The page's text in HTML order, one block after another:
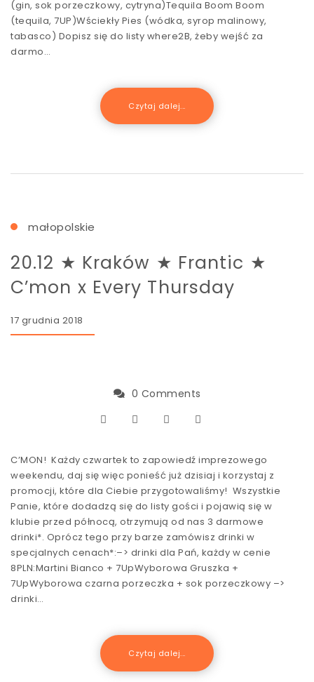
(gin, sok porzeczkowy, cytryna)Tequila Boom Boom
(tequila, 7UP)Wściekły Pies (wódka, syrop malinowy,
tabasco) Dopisz się do listy where2B, żeby wejść za
darmo…
Czytaj dalej...
małopolskie
20.12 ★ Kraków ★ Frantic ★
C’mon x Every Thursday
17 grudnia 2018
0 Comments
C’MON! Każdy czwartek to zapowiedź imprezowego
weekendu, daj się więc ponieść już dzisiaj i korzystaj z
promocji, które dla Ciebie przygotowaliśmy! Wszystkie
Panie, które dodadzą się do listy gości i pojawią się w
klubie przed północą, otrzymują od nas 3 darmowe
drinki*. Oprócz tego przy barze zamówisz drinki w
specjalnych cenach*:–> drinki dla Pań, każdy w cenie
8PLN:Martini Bianco + 7UpWyborowa Gruszka +
7UpWyborowa czarna porzeczka + sok porzeczkowy –>
drinki…
Czytaj dalej...